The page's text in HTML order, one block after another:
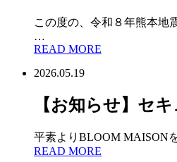
この度の、令和８年熊本地
…
READ MORE
2026.05.19
【お知らせ】セ
平素よりBLOOM MAISON
READ MORE